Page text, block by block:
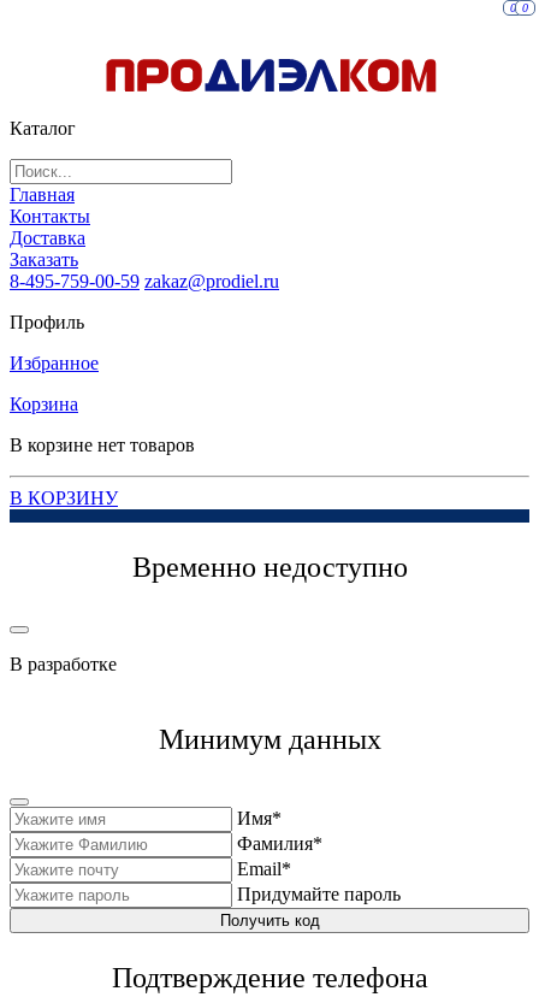
Каталог
Главная
Контакты
Доставка
Заказать
8-495-759-00-59 zakaz@prodiel.ru
Профиль
Избранное
0
Корзина
0
В корзине нет товаров
В КОРЗИНУ
Временно недоступно
В разработке
Минимум данных
Имя*
Фамилия*
Email*
Придумайте пароль
Получить код
Подтверждение телефона